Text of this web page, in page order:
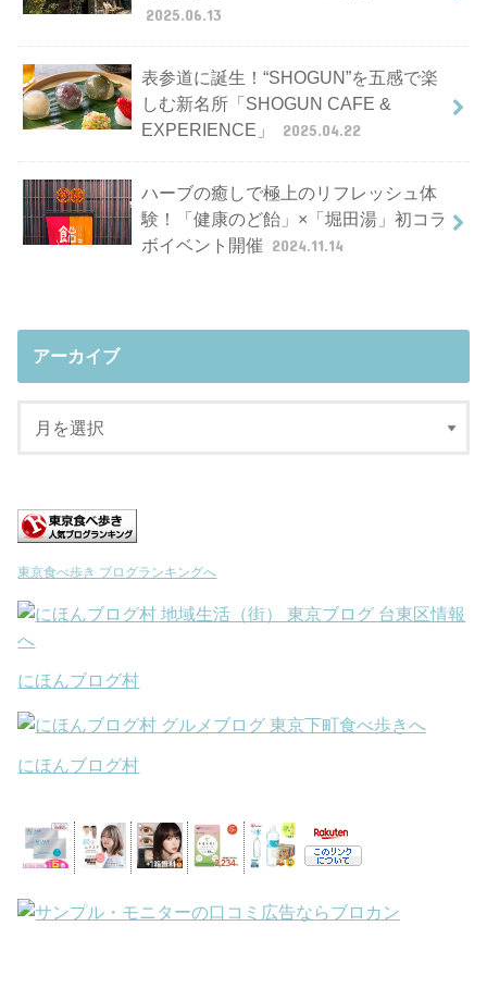
2025.06.13
表参道に誕生！“SHOGUN”を五感で楽
しむ新名所「SHOGUN CAFE &
EXPERIENCE」
2025.04.22
ハーブの癒しで極上のリフレッシュ体
験！「健康のど飴」×「堀田湯」初コラ
ボイベント開催 2024.11.14
アーカイブ
東京食べ歩き ブログランキングへ
にほんブログ村
にほんブログ村